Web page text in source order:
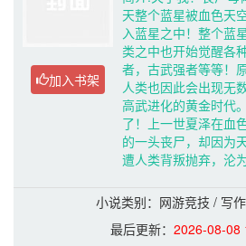
加入书架
天整个蓝星被血色天
入蓝星之中！整个蓝
类之中也开始觉醒各
者，古武强者等等！
人类也因此会出现无
高武进化的黄金时代
了！上一世夏泽在血
的一头丧尸，却因为
遭人类背叛抛弃，沦
小说类别：网游竞技 / 写
最后更新： 2026-08-08